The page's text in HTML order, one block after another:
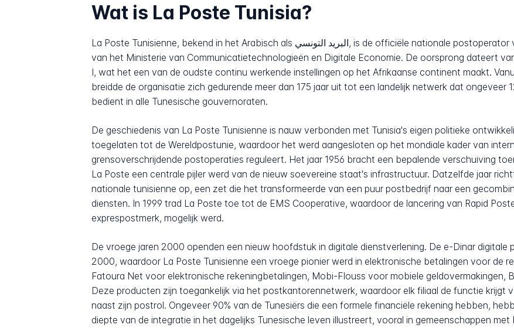
Wat is La Poste Tunisia?
La Poste Tunisienne, bekend in het Arabisch als البريد التونسي, is de officiële nationale postoperator van de Republiek Tunisia, onder toezicht
van het Ministerie van Communicatietechnologieën en Digitale Economie. De oorsprong dateert
I, wat het een van de oudste continu werkende instellingen op het Afrikaanse continent maakt.
breidde de organisatie zich gedurende meer dan 175 jaar uit tot een landelijk netwerk dat ongeveer
bedient in alle Tunesische gouvernoraten.
De geschiedenis van La Poste Tunisienne is nauw verbonden met Tunisia's eigen politieke
toegelaten tot de Wereldpostunie, waardoor het werd aangesloten op het mondiale kader van
grensoverschrijdende postoperaties reguleert. Het jaar 1956 bracht een bepalende verschuiving
La Poste een centrale pijler werd van de nieuw soevereine staat's infrastructuur. Datzelfde jaar
nationale tunisienne op, een zet die het transformeerde van een puur postbedrijf naar een
diensten. In 1999 trad La Poste toe tot de EMS Cooperative, waardoor de lancering van Rapid
exprespostmerk, mogelijk werd.
De vroege jaren 2000 openden een nieuw hoofdstuk in digitale dienstverlening. De e-Dinar
2000, waardoor La Poste Tunisienne een vroege pionier werd in elektronische betalingen voor de
Fatoura Net voor elektronische rekeningbetalingen, Mobi-Flouss voor mobiele geldovermakingen,
Deze producten zijn toegankelijk via het postkantorennetwerk, waardoor elk filiaal de functie krijgt
naast zijn postrol. Ongeveer 90% van de Tunesiërs die een formele financiële rekening hebben,
diepte van de integratie in het dagelijks Tunesische leven illustreert, vooral in gemeenschappen